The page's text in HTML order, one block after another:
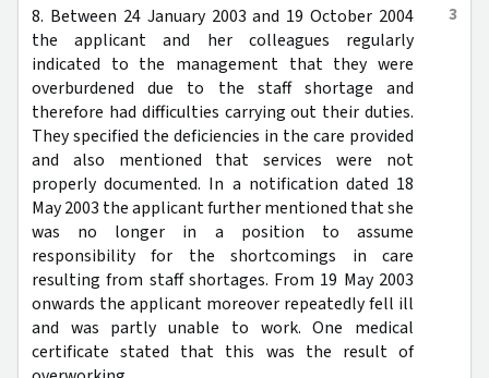
3
8. Between 24 January 2003 and 19 October 2004
the applicant and her colleagues regularly
indicated to the management that they were
overburdened due to the staff shortage and
therefore had difficulties carrying out their duties.
They specified the deficiencies in the care provided
and also mentioned that services were not
properly documented. In a notification dated 18
May 2003 the applicant further mentioned that she
was no longer in a position to assume
responsibility for the shortcomings in care
resulting from staff shortages. From 19 May 2003
onwards the applicant moreover repeatedly fell ill
and was partly unable to work. One medical
certificate stated that this was the result of